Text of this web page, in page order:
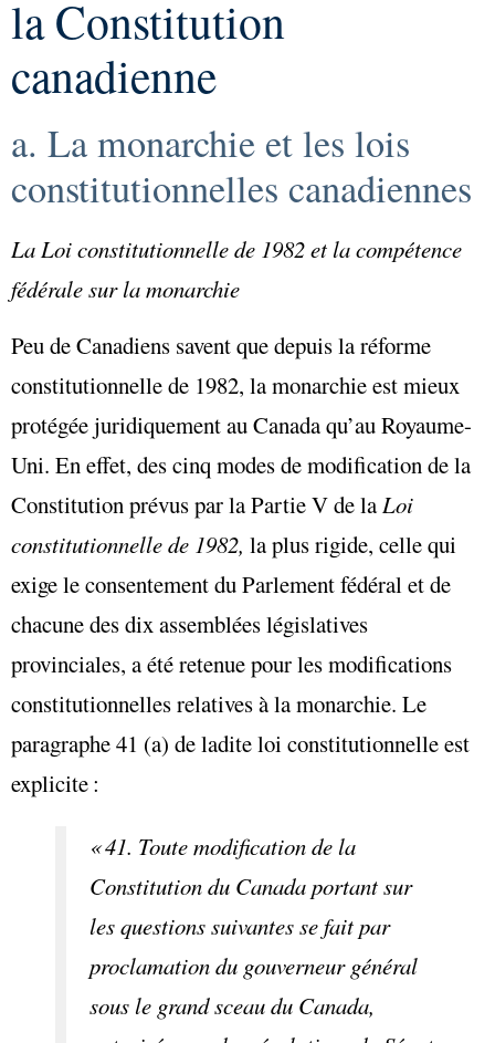
la Constitution
canadienne
a. La monarchie et les lois
constitutionnelles canadiennes
La Loi constitutionnelle de 1982 et la compétence
fédérale sur la monarchie
Peu de Canadiens savent que depuis la réforme
constitutionnelle de 1982, la monarchie est mieux
protégée juridiquement au Canada qu’au Royaume-
Uni. En effet, des cinq modes de modification de la
Constitution prévus par la Partie V de laLoi
constitutionnelle de 1982, la plus rigide, celle qui
exige le consentement du Parlement fédéral et de
chacune des dix assemblées législatives
provinciales, a été retenue pour les modifications
constitutionnelles relatives à la monarchie. Le
paragraphe 41 (a) de ladite loi constitutionnelle est
explicite :
« 41. Toute modification de la
Constitution du Canada portant sur
les questions suivantes se fait par
proclamation du gouverneur général
sous le grand sceau du Canada,